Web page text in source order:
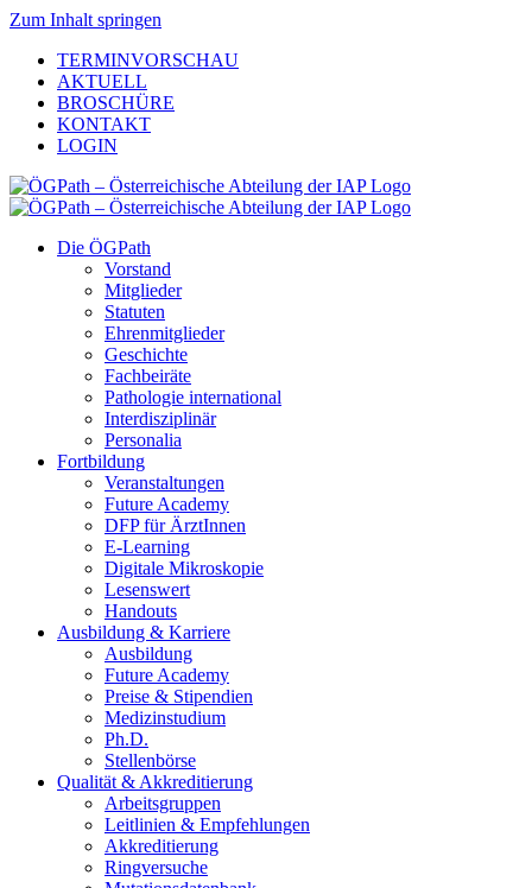
Zum Inhalt springen
TERMINVORSCHAU
AKTUELL
BROSCHÜRE
KONTAKT
LOGIN
Die ÖGPath
Vorstand
Mitglieder
Statuten
Ehrenmitglieder
Geschichte
Fachbeiräte
Pathologie international
Interdisziplinär
Personalia
Fortbildung
Veranstaltungen
Future Academy
DFP für ÄrztInnen
E-Learning
Digitale Mikroskopie
Lesenswert
Handouts
Ausbildung & Karriere
Ausbildung
Future Academy
Preise & Stipendien
Medizinstudium
Ph.D.
Stellenbörse
Qualität & Akkreditierung
Arbeitsgruppen
Leitlinien & Empfehlungen
Akkreditierung
Ringversuche